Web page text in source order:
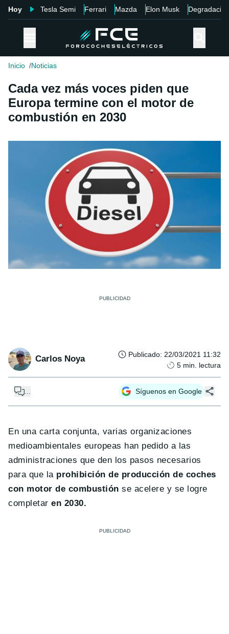
Hoy Tesla Semi Ferrari Mazda Elon Musk Degradación
Inicio Noticias
Cada vez más voces piden que
Europa termine con el motor de
combustión en 2030
Carlos Noya Publicado: 22/03/2021 11:32
5 min. lectura
Síguenos en Google
En una carta conjunta, varias organizaciones
medioambientales europeas han pedido a las
administraciones que den los pasos necesarios
para que laprohibición de producción de coches
con motor de combustión se acelere y se logre
completaren 2030.